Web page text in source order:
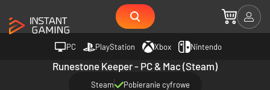
PC PlayStation Xbox Nintendo
Runestone Keeper - PC & Mac (Steam)
Steam Pobieranie cyfrowe